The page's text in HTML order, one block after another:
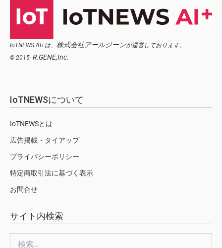
IoTNEWS AI+は、 株式会社アールジーンが運営しております。
© 2015- R.GENE,Inc.
IoTNEWSについて
IoTNEWSとは
広告掲載・タイアップ
プライバシーポリシー
特定商取引法に基づく表示
お問合せ
サイト内検索